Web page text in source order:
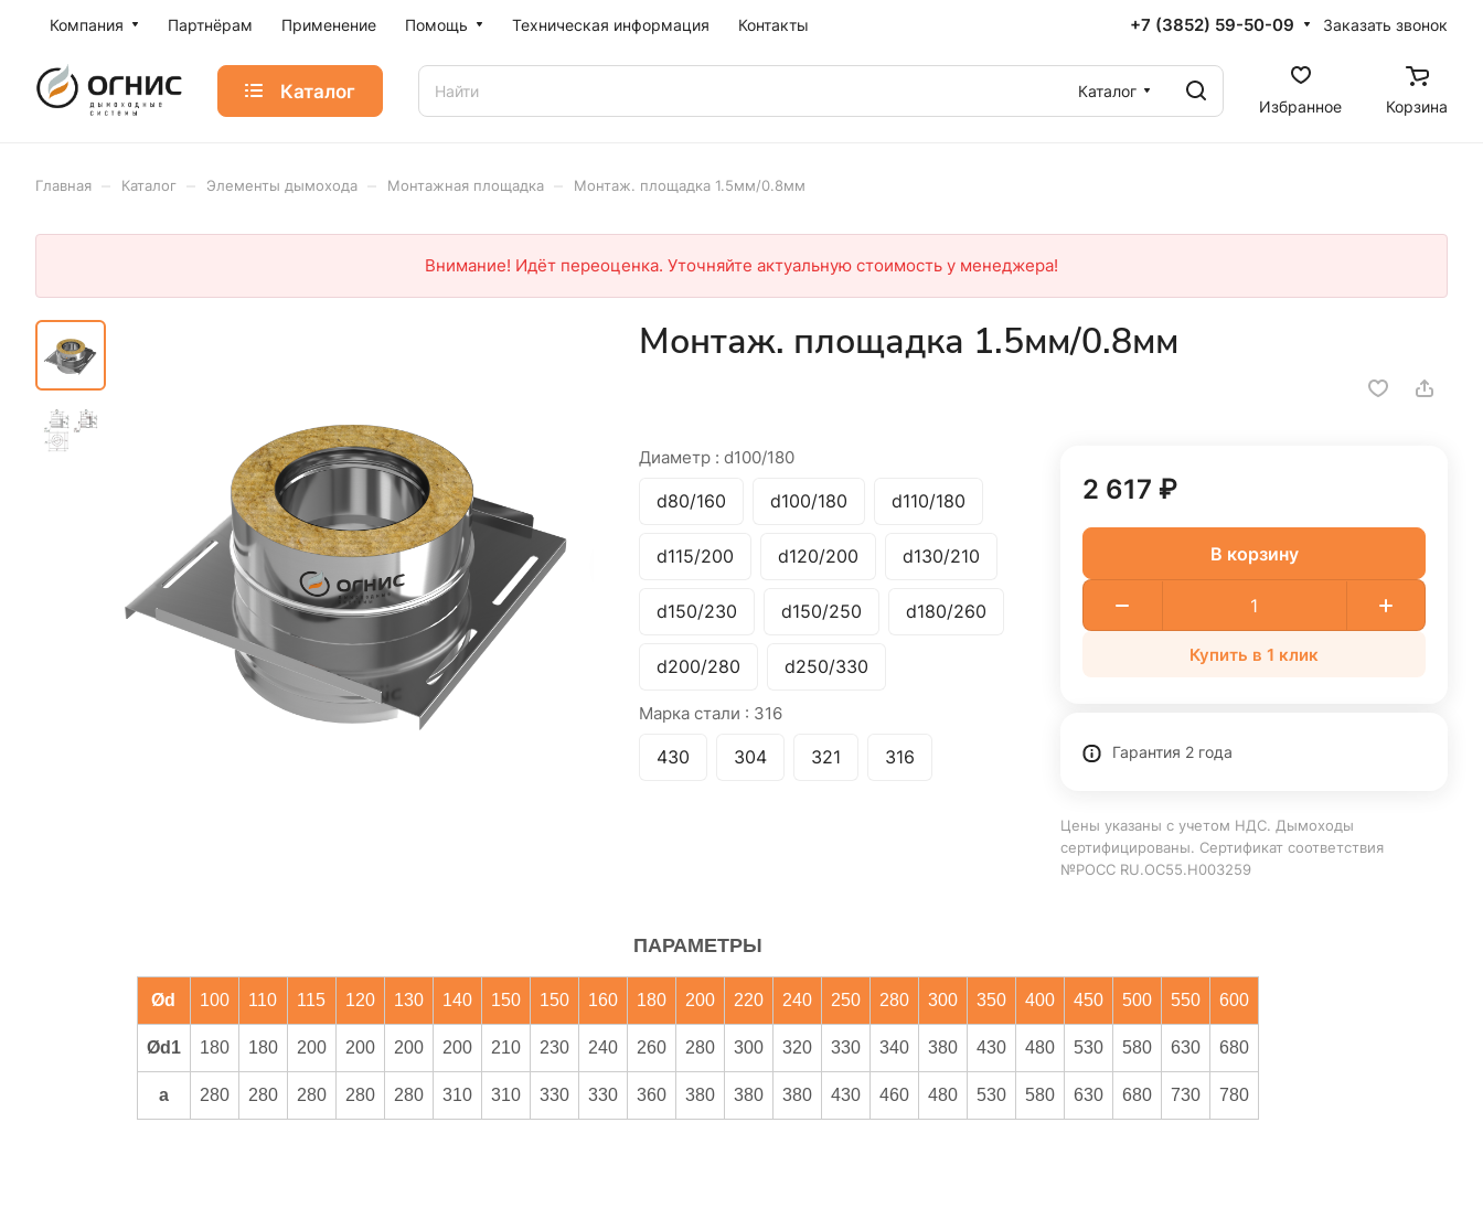
Компания Партнёрам Применение Помощь Техническая информация Контакты +7 (3852) 59-50-09 Заказать звонок
Каталог
Каталог
Избранное
Корзина
Главная Каталог Элементы дымохода Монтажная площадка Монтаж. площадка 1.5мм/0.8мм
Внимание! Идёт переоценка. Уточняйте актуальную стоимость у менеджера!
Монтаж. площадка 1.5мм/0.8мм
Диаметр : d100/180
d80/160 d100/180 d110/180
d115/200 d120/200 d130/210
d150/230 d150/250 d180/260
d200/280 d250/330
Марка стали : 316
430 304 321 316
2 617 ₽
В корзину
Купить в 1 клик
Гарантия 2 года
Цены указаны с учетом НДС. Дымоходы
сертифицированы. Сертификат соответствия
№РОСС RU.ОС55.Н003259
ПАРАМЕТРЫ
Ød 100 110 115 120 130 140 150 150 160 180 200 220 240 250 280 300 350 400 450 500 550 600
Ød1 180 180 200 200 200 200 210 230 240 260 280 300 320 330 340 380 430 480 530 580 630 680
a 280 280 280 280 280 310 310 330 330 360 380 380 380 430 460 480 530 580 630 680 730 780